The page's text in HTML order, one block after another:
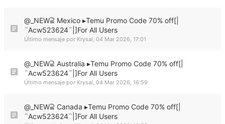
@_NEW⫆ Mexico ▸Temu Promo Code 70% off[|
¨Acw523624¨|]For All Users
Último mensaje por Krysal, 04 Mar 2026, 17:01
@_NEW⫆ Australia ▸Temu Promo Code 70% off[|
¨Acw523624¨|]For All Users
Último mensaje por Krysal, 04 Mar 2026, 16:59
@_NEW⫆ Canada ▸Temu Promo Code 70% off[|
¨Acw523624¨|]For All Users